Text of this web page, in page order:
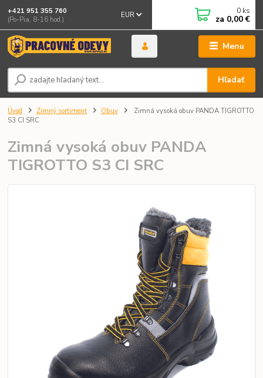
Menu
EUR
Hľadať
+421 951 355 760
(Po-Pia, 8-16 hod.)
0 ks
za 0,00 €
Úvod Zimný sortiment Obuv
Zimná vysoká obuv PANDA TIGROTTO
S3 CI SRC
Zimná vysoká obuv PANDA
TIGROTTO S3 CI SRC